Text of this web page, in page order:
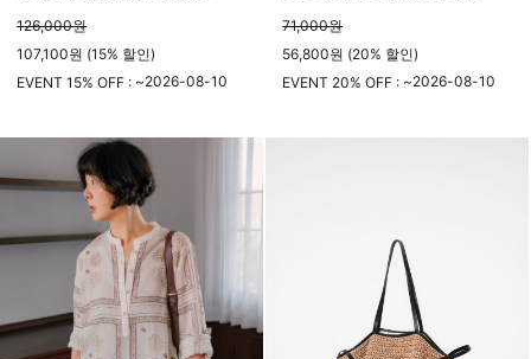
126,000원
107,100원 (15% 할인)
EVENT 15% OFF : ~2026-08-10
71,000원
56,800원 (20% 할인)
EVENT 20% OFF : ~2026-08-10